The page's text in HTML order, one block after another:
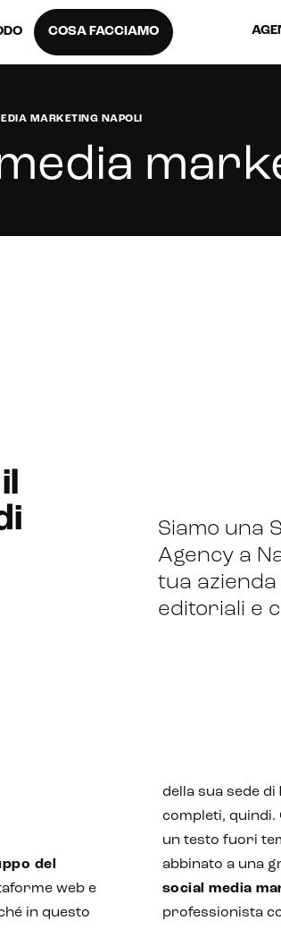
COSA FACCIAMO
MARKETING NAPOLI
Siamo una
Agency a
tua
editoriali e
del
web e
in questo
della sua sede di
completi, quindi.
un testo fuori
abbinato a una
social media
professionista